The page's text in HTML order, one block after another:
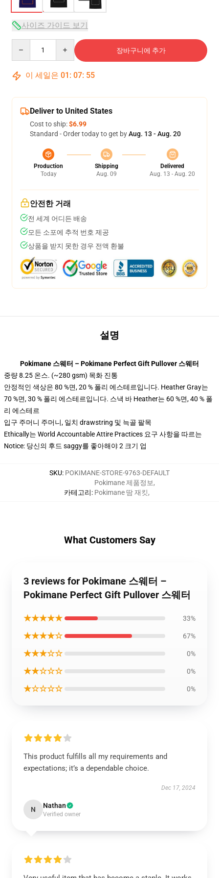
사이즈 가이드 보기
장바구니에 추가
이 세일은 01 : 07: 54
Deliver to United States
Cost to ship:$6.99
Standard - Order today to get byAug. 13 - Aug. 20
Production
Today
Shipping
Aug. 09
Delivered
Aug. 13 - Aug. 20
안전한 거래
전 세계 어디든 배송
모든 소포에 추적 번호 제공
상품을 받지 못한 경우 전액 환불
설명
Pokimane 스웨터 – Pokimane Perfect Gift Pullover 스웨터
중량 8.25 온스. (~280 gsm) 목화 진통
안정적인 색상은 80 %면, 20 % 폴리 에스테르입니다. Heather Gray는
70 %면, 30 % 폴리 에스테르입니다. 스낵 바 Heather는 60 %면, 40 % 폴
리 에스테르
입구 주머니 주머니, 일치 drawstring 및 늑골 팔목
Ethically는 World Accountable Attire Practices 요구 사항을 따르는
Notice: 당신의 후드 saggy를 좋아해야 2 크기 업
SKU: POKIMANE-STORE-9763-DEFAULT
카테고리:
Pokimane 제품정보,
Pokimane 땀 재킷,
What Customers Say
3 reviews for Pokimane 스웨터 –
Pokimane Perfect Gift Pullover 스웨터
★★★★★ 33%
★★★★☆ 67%
★★★☆☆ 0%
★★☆☆☆ 0%
★☆☆☆☆ 0%
This product fulfills all my requirements and
expectations; it’s a dependable choice.
Dec 17, 2024
N Nathan
Verified owner